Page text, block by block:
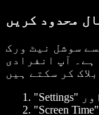
محدود کریں
سوشل نیٹ ورک
ہے۔ آپ انفرادی